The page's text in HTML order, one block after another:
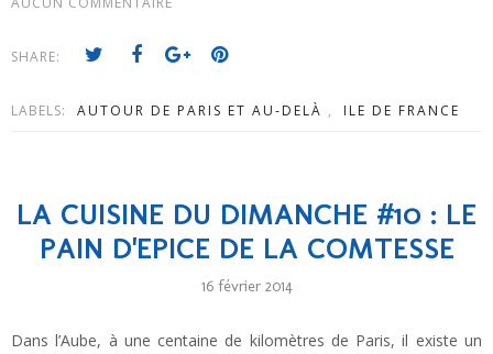
SHARE:
LABELS: AUTOUR DE PARIS ET AU-DELÀ , ILE DE FRANCE
LA CUISINE DU DIMANCHE #10 : LE
PAIN D'EPICE DE LA COMTESSE
16 février 2014
Dans l’Aube, à une centaine de kilomètres de Paris, il existe un